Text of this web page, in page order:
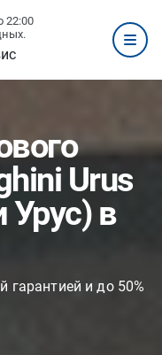
22:00
Urus
в
гарантией и до 50%